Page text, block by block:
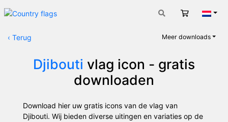
‹ Terug Meer downloads
Djibouti vlag icon - gratis
downloaden
Download hier uw gratis icons van de vlag van
Djibouti. Wij bieden diverse uitingen en variaties op de